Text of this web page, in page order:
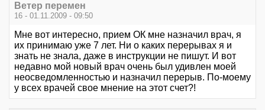
Ветер перемен
16 - 01.11.2009 - 09:50
Мне вот интересно, прием ОК мне назначил врач, я
их принимаю уже 7 лет. Ни о каких перерывах я и
знать не знала, даже в инструкции не пишут. И вот
недавно мой новый врач очень был удивлен моей
неосведомленностью и назначил перерыв. По-моему
у всех врачей свое мнение на этот счет?!